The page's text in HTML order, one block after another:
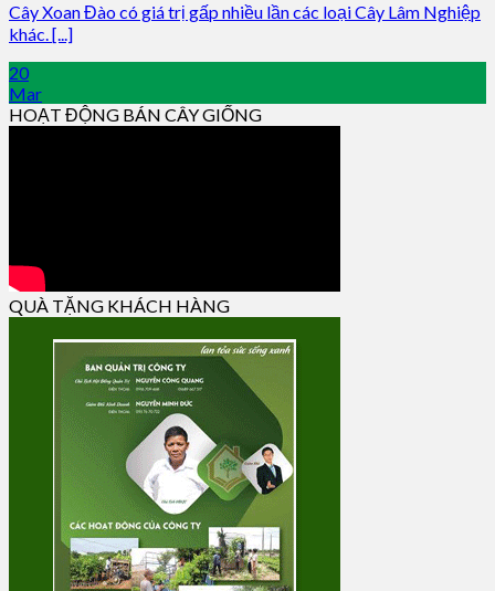
Cây Xoan Đào có giá trị gấp nhiều lần các loại Cây Lâm Nghiệp
khác. [...]
20
Mar
HOẠT ĐỘNG BÁN CÂY GIỐNG
QUÀ TẶNG KHÁCH HÀNG